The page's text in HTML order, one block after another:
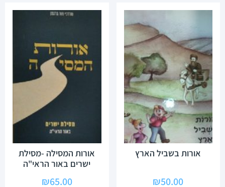
אורות בשביל הארץ
₪50.00
אורות המסילה -מסילת
ישרים באור הראי"ה
₪65.00